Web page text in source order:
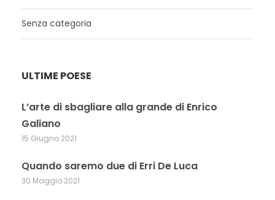
Senza categoria
ULTIME POESE
L’arte di sbagliare alla grande di Enrico
Galiano
15 Giugno 2021
Quando saremo due di Erri De Luca
30 Maggio 2021